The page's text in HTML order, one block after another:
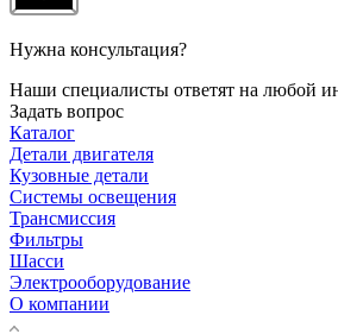
Нужна консультация?
Наши специалисты ответят на любой
Задать вопрос
Каталог
Детали двигателя
Кузовные детали
Системы освещения
Трансмиссия
Фильтры
Шасси
Электрооборудование
О компании